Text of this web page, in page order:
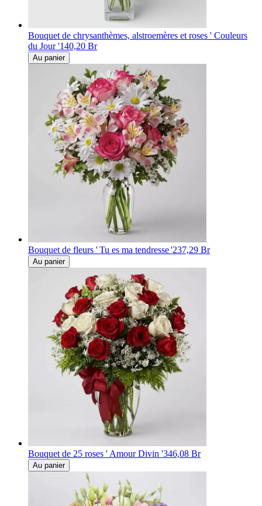
Bouquet de chrysanthèmes, alstroemères et roses ' Couleurs
du Jour '140,20 Br
Au panier
Bouquet de fleurs ' Tu es ma tendresse '237,29 Br
Au panier
Bouquet de 25 roses ' Amour Divin '346,08 Br
Au panier